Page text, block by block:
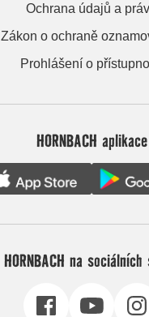
Ochrana údajů a
Zákon o ochraně
Prohlášení o
HORNBACH aplikace
HORNBACH na